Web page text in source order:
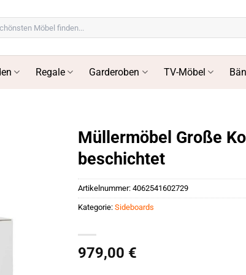
Regale Garderoben TV-Möbel
Müllermöbel Große
beschichtet
979,00 €
Artikelnummer: 4062541602729
Kategorie: Sideboards